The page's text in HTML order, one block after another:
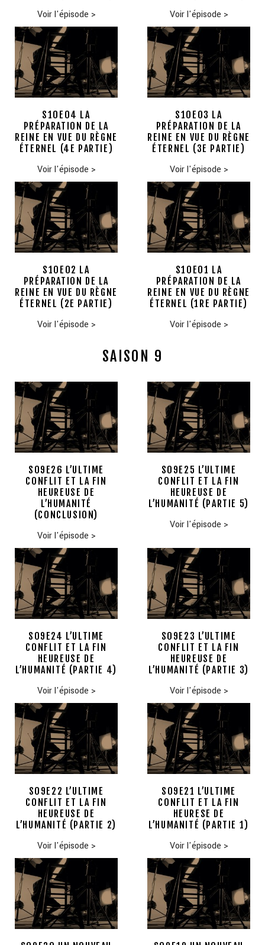
Voir l'épisode > Voir l'épisode >
S10E04 LA
PRÉPARATION DE LA
REINE EN VUE DU RÈGNE
ÉTERNEL (4E PARTIE)
Voir l'épisode >
S10E03 LA
PRÉPARATION DE LA
REINE EN VUE DU RÈGNE
ÉTERNEL (3E PARTIE)
Voir l'épisode >
S10E02 LA
PRÉPARATION DE LA
REINE EN VUE DU RÈGNE
ÉTERNEL (2E PARTIE)
Voir l'épisode >
S10E01 LA
PRÉPARATION DE LA
REINE EN VUE DU RÈGNE
ÉTERNEL (1RE PARTIE)
Voir l'épisode >
SAISON 9
S09E26 L’ULTIME
CONFLIT ET LA FIN
HEUREUSE DE
L’HUMANITÉ
(CONCLUSION)
Voir l'épisode >
S09E25 L’ULTIME
CONFLIT ET LA FIN
HEUREUSE DE
L’HUMANITÉ (PARTIE 5)
Voir l'épisode >
S09E24 L’ULTIME
CONFLIT ET LA FIN
HEUREUSE DE
L’HUMANITÉ (PARTIE 4)
Voir l'épisode >
S09E23 L’ULTIME
CONFLIT ET LA FIN
HEUREUSE DE
L’HUMANITÉ (PARTIE 3)
Voir l'épisode >
S09E22 L’ULTIME
CONFLIT ET LA FIN
HEUREUSE DE
L’HUMANITÉ (PARTIE 2)
Voir l'épisode >
S09E21 L’ULTIME
CONFLIT ET LA FIN
HEURESE DE
L’HUMANITÉ (PARTIE 1)
Voir l'épisode >